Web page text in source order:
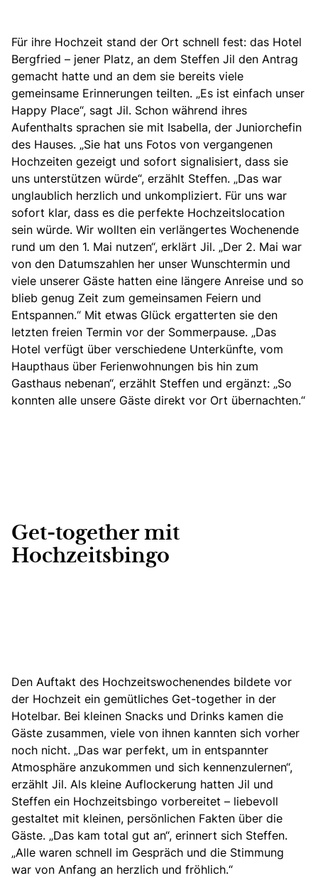
Für ihre Hochzeit stand der Ort schnell fest: das Hotel
Bergfried – jener Platz, an dem Steffen Jil den Antrag
gemacht hatte und an dem sie bereits viele
gemeinsame Erinnerungen teilten. „Es ist einfach unser
Happy Place“, sagt Jil. Schon während ihres
Aufenthalts sprachen sie mit Isabella, der Juniorchefin
des Hauses. „Sie hat uns Fotos von vergangenen
Hochzeiten gezeigt und sofort signalisiert, dass sie
uns unterstützen würde“, erzählt Steffen. „Das war
unglaublich herzlich und unkompliziert. Für uns war
sofort klar, dass es die perfekte Hochzeitslocation
sein würde. Wir wollten ein verlängertes Wochenende
rund um den 1. Mai nutzen“, erklärt Jil. „Der 2. Mai war
von den Datumszahlen her unser Wunschtermin und
viele unserer Gäste hatten eine längere Anreise und so
blieb genug Zeit zum gemeinsamen Feiern und
Entspannen.“ Mit etwas Glück ergatterten sie den
letzten freien Termin vor der Sommerpause. „Das
Hotel verfügt über verschiedene Unterkünfte, vom
Haupthaus über Ferienwohnungen bis hin zum
Gasthaus nebenan“, erzählt Steffen und ergänzt: „So
konnten alle unsere Gäste direkt vor Ort übernachten.“
Get-together mit
Hochzeitsbingo
Den Auftakt des Hochzeitswochenendes bildete vor
der Hochzeit ein gemütliches Get-together in der
Hotelbar. Bei kleinen Snacks und Drinks kamen die
Gäste zusammen, viele von ihnen kannten sich vorher
noch nicht. „Das war perfekt, um in entspannter
Atmosphäre anzukommen und sich kennenzulernen“,
erzählt Jil. Als kleine Auflockerung hatten Jil und
Steffen ein Hochzeitsbingo vorbereitet – liebevoll
gestaltet mit kleinen, persönlichen Fakten über die
Gäste. „Das kam total gut an“, erinnert sich Steffen.
„Alle waren schnell im Gespräch und die Stimmung
war von Anfang an herzlich und fröhlich.“